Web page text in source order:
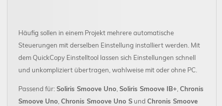
Häufig sollen in einem Projekt mehrere automatische
Steuerungen mit derselben Einstellung installiert werden. Mit
dem QuickCopy Einstelltool lassen sich Einstellungen schnell
und unkompliziert übertragen, wahlweise mit oder ohne PC.
Passend für: Soliris Smoove Uno Soliris Smoove IB+ Chronis
Smoove Uno Chronis Smoove Uno S und Chronis Smoove